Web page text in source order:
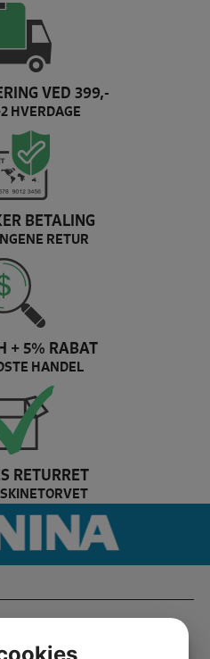
VED 399,-
HVERDAGE
BETALING
RETUR
+ 5% RABAT
HANDEL
RETURRET